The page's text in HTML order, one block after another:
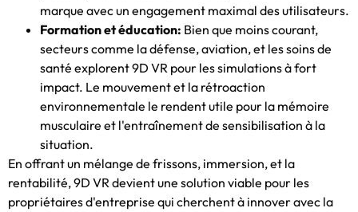
marque avec un engagement maximal des utilisateurs.
Formation et éducation: Bien que moins courant,
secteurs comme la défense, aviation, et les soins de
santé explorent 9D VR pour les simulations à fort
impact. Le mouvement et la rétroaction
environnementale le rendent utile pour la mémoire
musculaire et l'entraînement de sensibilisation à la
situation.
En offrant un mélange de frissons, immersion, et la
rentabilité, 9D VR devient une solution viable pour les
propriétaires d'entreprise qui cherchent à innover avec la